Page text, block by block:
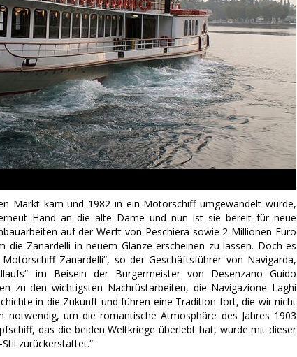
Markt kam und 1982 in ein Motorschiff umgewandelt wurde,
Hand an die alte Dame und nun ist sie bereit für neue
auf der Werft von Peschiera sowie 2 Millionen Euro
Zanardelli in neuem Glanze erscheinen zu lassen. Doch es
Zanardelli“, so der Geschäftsführer von Navigarda,
im Beisein der Bürgermeister von Desenzano Guido
zu den wichtigsten Nachrüstarbeiten, die Navigazione Laghi
in die Zukunft und führen eine Tradition fort, die wir nicht
notwendig, um die romantische Atmosphäre des Jahres 1903
das die beiden Weltkriege überlebt hat, wurde mit dieser
zurückerstattet.“